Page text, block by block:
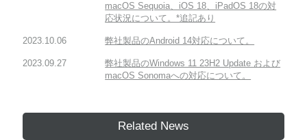
macOS Sequoia、iOS 18、iPadOS 18の対
応状況について。*追記あり
2023.10.06 弊社製品のAndroid 14対応について。
2023.09.27
弊社製品のWindows 11 23H2 Update および
macOS Sonomaへの対応について。
Related News